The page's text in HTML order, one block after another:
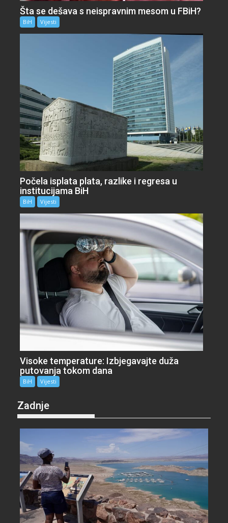
Šta se dešava s neispravnim mesom u FBiH?
BiH Vijesti
Počela isplata plata, razlike i regresa u
institucijama BiH
BiH Vijesti
Visoke temperature: Izbjegavajte duža
putovanja tokom dana
BiH Vijesti
Zadnje